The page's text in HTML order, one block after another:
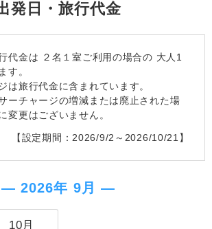
発日・旅行代金
代金は ２名１室ご利用の場合の 大人1
す。
は旅行代金に含まれています。
ーチャージの増減または廃止された場
変更はございません。
【設定期間：2026/9/2～2026/10/21】
― 2026年 9月 ―
10月